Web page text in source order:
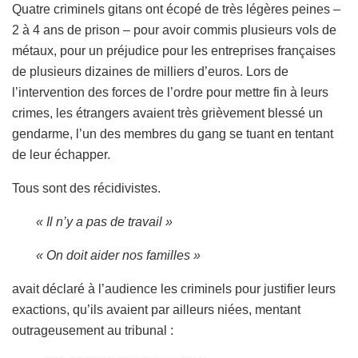
Quatre criminels gitans ont écopé de très légères peines –
2 à 4 ans de prison – pour avoir commis plusieurs vols de
métaux, pour un préjudice pour les entreprises françaises
de plusieurs dizaines de milliers d’euros. Lors de
l’intervention des forces de l’ordre pour mettre fin à leurs
crimes, les étrangers avaient très grièvement blessé un
gendarme, l’un des membres du gang se tuant en tentant
de leur échapper.
Tous sont des récidivistes.
« Il n’y a pas de travail »
« On doit aider nos familles »
avait déclaré à l’audience les criminels pour justifier leurs
exactions, qu’ils avaient par ailleurs niées, mentant
outrageusement au tribunal :